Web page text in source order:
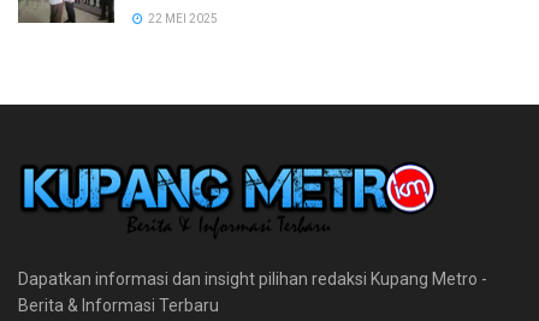
22 MEI 2025
Dapatkan informasi dan insight pilihan redaksi Kupang Metro -
Berita & Informasi Terbaru